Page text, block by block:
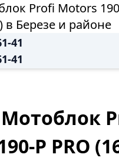
Profi Motors
в Березе и районе
41
41
P PRO